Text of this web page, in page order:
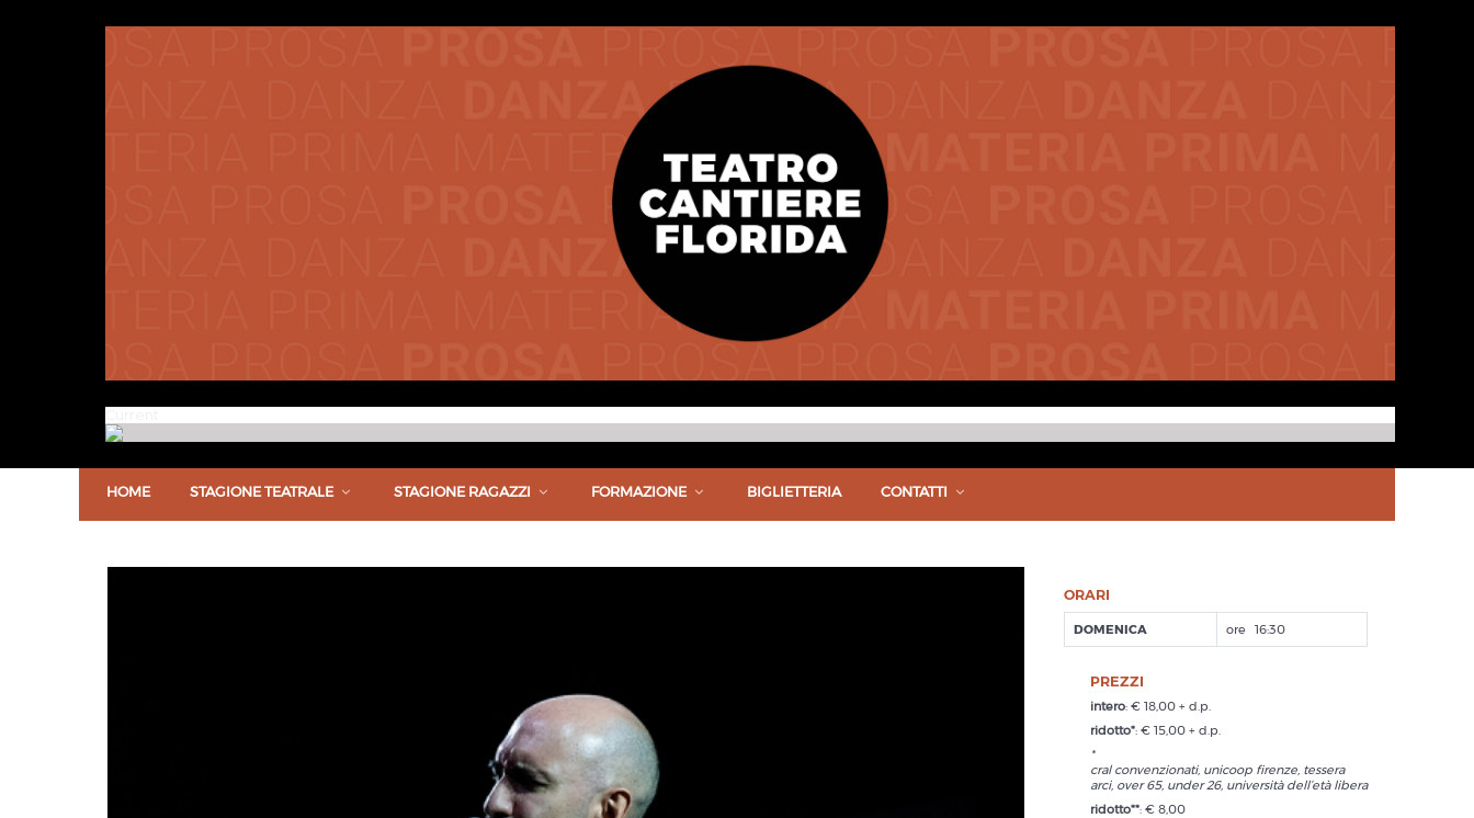
HOME STAGIONE TEATRALE STAGIONE RAGAZZI FORMAZIONE BIGLIETTERIA CONTATTI
ORARI
DOMENICA 16:30
PREZZI
intero: € 18,00 + d.p.
ridotto*: € 15,00 + d.p.
*
cral convenzionati, unicoop firenze, tessera
arci, over 65, under 26, università dell’età libera
ridotto**: € 8,00